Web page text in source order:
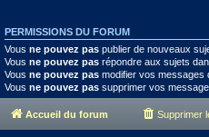
PERMISSIONS DU FORUM
Vous ne pouvez pas publier de nouveaux
Vous ne pouvez pas répondre aux sujets
Vous ne pouvez pas modifier vos messages
Vous ne pouvez pas supprimer vos
Accueil du forum Supprimer